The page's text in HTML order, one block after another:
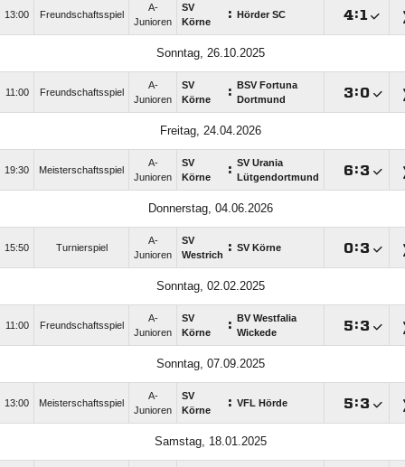
13:00 Freundschaftsspiel
A-
Junioren
SV
Körne
: Hörder SC :
Sonntag, 26.10.2025
11:00 Freundschaftsspiel
A-
Junioren
SV
Körne
:
BSV Fortuna
Dortmund
:
Freitag, 24.04.2026
19:30 Meisterschaftsspiel
A-
Junioren
SV
Körne
: SV Urania
Lütgendortmund
:
Donnerstag, 04.06.2026
15:50 Turnierspiel
A-
Junioren
SV
Westrich : SV Körne :
Sonntag, 02.02.2025
11:00 Freundschaftsspiel
A-
Junioren
SV
Körne
:
BV Westfalia
Wickede
:
Sonntag, 07.09.2025
13:00 Meisterschaftsspiel
A-
Junioren
SV
Körne
: VFL Hörde :
Samstag, 18.01.2025